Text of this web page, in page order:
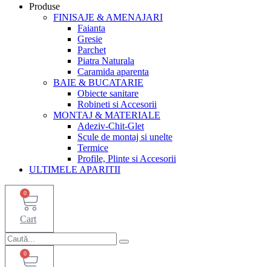
Produse
FINISAJE & AMENAJARI
Faianta
Gresie
Parchet
Piatra Naturala
Caramida aparenta
BAIE & BUCATARIE
Obiecte sanitare
Robineti si Accesorii
MONTAJ & MATERIALE
Adeziv-Chit-Glet
Scule de montaj si unelte
Termice
Profile, Plinte si Accesorii
ULTIMELE APARITII
0
Cart
0